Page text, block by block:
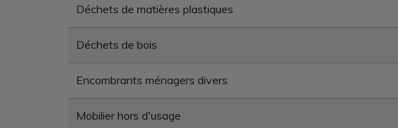
Déchets de matières plastiques
Déchets de bois
Encombrants ménagers divers
Mobilier hors d'usage